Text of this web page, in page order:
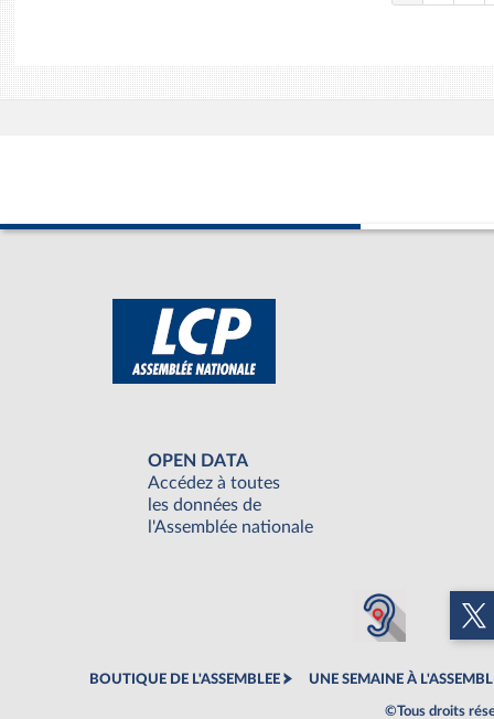
OPEN DATA
Accédez à toutes
les données de
l'Assemblée nationale
BOUTIQUE DE L'ASSEMBLEE UNE SEMAINE À
©Tous droits